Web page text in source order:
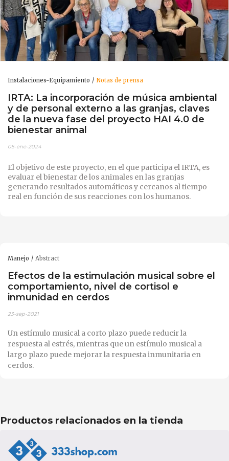
Instalaciones-Equipamiento Notas de prensa
IRTA: La incorporación de música ambiental
y de personal externo a las granjas, claves
de la nueva fase del proyecto HAI 4.0 de
bienestar animal
05-ene-2024
El objetivo de este proyecto, en el que participa el IRTA, es
evaluar el bienestar de los animales en las granjas
generando resultados automáticos y cercanos al tiempo
real en función de sus reacciones con los humanos.
Manejo Abstract
Efectos de la estimulación musical sobre el
comportamiento, nivel de cortisol e
inmunidad en cerdos
23-sep-2021
Un estímulo musical a corto plazo puede reducir la
respuesta al estrés, mientras que un estímulo musical a
largo plazo puede mejorar la respuesta inmunitaria en
cerdos.
Productos relacionados en la tienda